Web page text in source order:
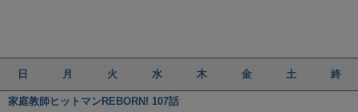
日 月 火 水 木 金 土 終
家庭教師ヒットマンREBORN! 107話